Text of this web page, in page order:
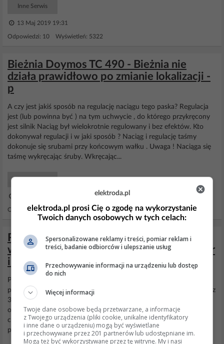
Inne Serwis
13 Maj 2019 19:31
Odpowiedzi: 10 Wyświetleń: 5322
Bieżnia Doymos TC 490 - Bieżnia nie
działa prawidłowo po zmianie lokalizacji -
p
A czy jest jakiś sposób na regulację naciągu tego paska? Regulacja
jest (lub powinna być ) na tym uchwycie , do którego przykręcony
jest silnik Naciąg był wielokrotnie regulowany i bez efektów. Kto
dokonywał regulacji i w jaki sposób ? Naciąg i regulację taśmy
dokonuje się srubami przy końcowym wałku . Uwaga ! Naciąga się
taśmę wykręcając śruby. Wkręcając...
Inne Serwis
Odpowiedzi: 11 Wyświetleń: 3372
Rada dotycząca bieżni Flip Track:
wilgotność, spalony bezpiecznik, termistor
i silnik 180V
Posiadam
pomieszczeniu i po wniesieniu do domu syn uruchomił ją. Działała z
3 min po czym zatrzymała się . Sprawdziłem główny bezpiecznik i
okazał się spalony. Wymieniony na nowy ale bieżniastartuje na
chwilę i zatrzymujesię. Konsola z wyświetlaczem świeci. Okazał się
padnięty termistor ( wymieniony...
elektroda.pl
elektroda.pl prosi Cię o zgodę na wykorzystanie
Twoich danych osobowych w tych celach:
Spersonalizowane reklamy i treści, pomiar reklam i
treści, badanie odbiorców i ulepszanie usług
Przechowywanie informacji na urządzeniu lub dostęp
do nich
Więcej informacji
Twoje dane osobowe będą przetwarzane, a informacje
z Twojego urządzenia (pliki cookie, unikalne identyfikatory
i inne dane o urządzeniu) mogą być wyświetlane
i przechowywane przez 201 partnerów lub udostępniane im.
Mogą też być wykorzystywane przez tę witrynę. My i nasi